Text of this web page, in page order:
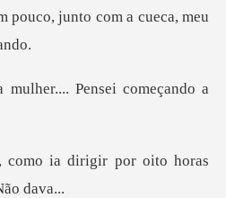
ouco, junto com a cueca, meu
mulher.... Pensei com
ia dirigir por oito horas